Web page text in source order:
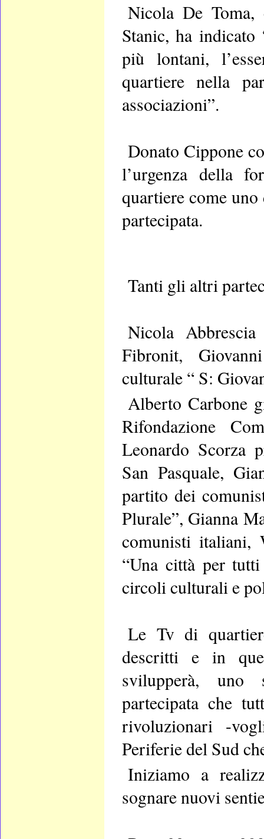
Nicola De Toma,
Stanic, ha
più lontani,
quartiere nella
associazioni”.
Donato Cippone
l’urgenza della
quartiere come
partecipata.
Tanti gli altri
Nicola
Fibronit,
culturale “ S:
Alberto Carbone
Rifondazione
Leonardo Scorza
San Pasquale,
partito dei
Plurale”, Gianna
comunisti italiani,
“Una città per
circoli culturali e
Le Tv di
descritti e in
svilupperà, uno
partecipata che
rivoluzionari -
Periferie del Sud
Iniziamo a
sognare nuovi